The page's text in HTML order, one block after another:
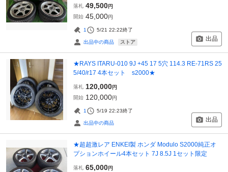
落札 49,500円
開始 45,000円
1 5/21 22:22終了
出品中の商品 ストア 出品
★RAYS ITARU-010 9J +45 17 5穴 114.3 RE-71RS 25
5/40/r17 4本セット s2000★
落札 120,000円
開始 120,000円
1 5/19 22:23終了
出品中の商品 出品
★超超激レア ENKEI製 ホンダ Modulo S2000純正オ
プションホイール4本セット 7J 8.5J 1セット限定
落札 65,000円